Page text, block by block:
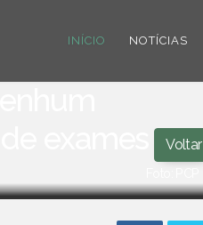
INÍCIO NOTÍCIAS
Voltar